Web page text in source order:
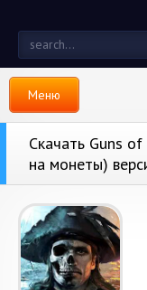
Меню
Скачать Guns
на монеты)